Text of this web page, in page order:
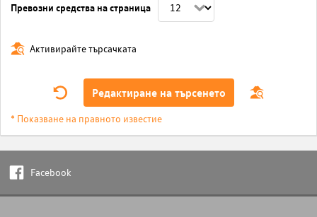
Превозни средства на страница
Активирайте търсачката
Редактиране на търсенето
* Показване на правното известие
Facebook